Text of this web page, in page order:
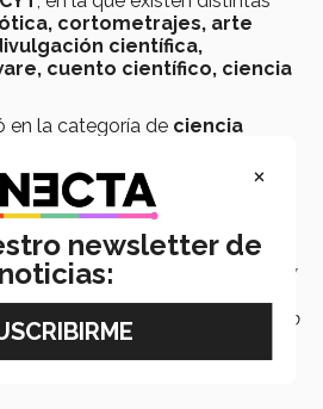
cortometrajes, arte
científica,
cuento científico, ciencia
en la categoría de ciencia
las diversas ramas de la
estudiante de Ingeniera en
que“ el presentar frente a los
un reto” , ya que solo tenían 7
proyecto, además de que la
“disfrutamos mucho haber vivido
×
newsletter de
noticias: